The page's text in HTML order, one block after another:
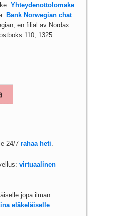
Yhteydenottolomake
Bank Norwegian chat.
en filial av Nordax
110, 1325
24/7 rahaa heti.
virtuaalinen
jopa ilman
eläkeläiselle.